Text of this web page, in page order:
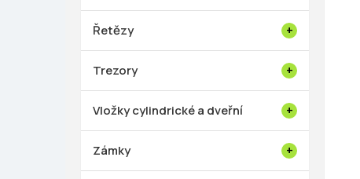
Řetězy
Trezory
Vložky cylindrické a dveřní
Zámky